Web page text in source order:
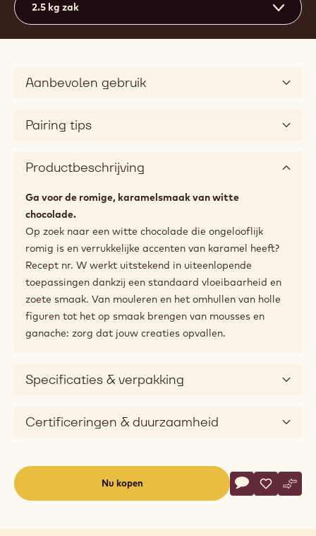
2.5 kg zak
Aanbevolen gebruik
Pairing tips
Productbeschrijving
Ga voor de romige, karamelsmaak van witte
chocolade.
Op zoek naar een witte chocolade die ongelooflijk
romig is en verrukkelijke accenten van karamel heeft?
Recept nr. W werkt uitstekend in uiteenlopende
toepassingen dankzij een standaard vloeibaarheid en
zoete smaak. Van mouleren en het omhullen van holle
figuren tot het op smaak brengen van mousses en
ganache: zorg dat jouw creaties opvallen.
Specificaties & verpakking
Certificeringen & duurzaamheid
Nu kopen
Actions
Schrijf een
- WNVOpslaan
- WNV-